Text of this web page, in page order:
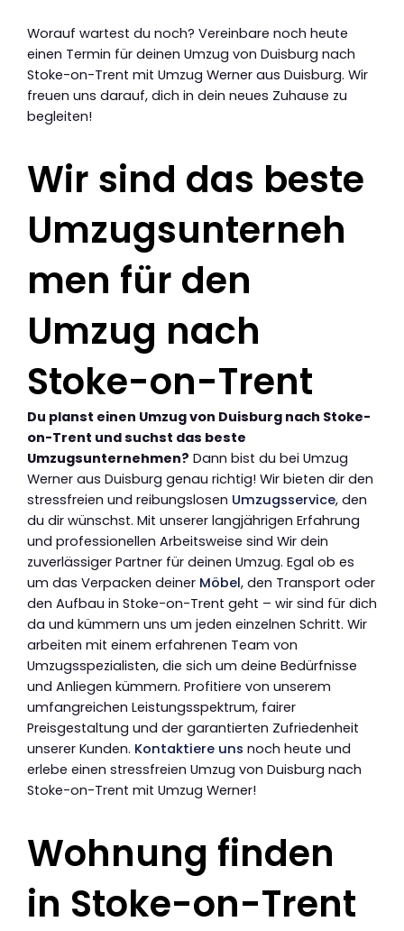
Worauf wartest du noch? Vereinbare noch heute
einen Termin für deinen Umzug von Duisburg nach
Stoke-on-Trent mit Umzug Werner aus Duisburg. Wir
freuen uns darauf, dich in dein neues Zuhause zu
begleiten!
Wir sind das beste
Umzugsunterneh
men für den
Umzug nach
Stoke-on-Trent
Du planst einen Umzug von Duisburg nach Stoke-
on-Trent und suchst das beste
Umzugsunternehmen? Dann bist du bei Umzug
Werner aus Duisburg genau richtig! Wir bieten dir den
stressfreien und reibungslosen Umzugsservice, den
du dir wünschst. Mit unserer langjährigen Erfahrung
und professionellen Arbeitsweise sind Wir dein
zuverlässiger Partner für deinen Umzug. Egal ob es
um das Verpacken deiner Möbel, den Transport oder
den Aufbau in Stoke-on-Trent geht – wir sind für dich
da und kümmern uns um jeden einzelnen Schritt. Wir
arbeiten mit einem erfahrenen Team von
Umzugsspezialisten, die sich um deine Bedürfnisse
und Anliegen kümmern. Profitiere von unserem
umfangreichen Leistungsspektrum, fairer
Preisgestaltung und der garantierten Zufriedenheit
unserer Kunden. Kontaktiere uns noch heute und
erlebe einen stressfreien Umzug von Duisburg nach
Stoke-on-Trent mit Umzug Werner!
Wohnung finden
in Stoke-on-Trent